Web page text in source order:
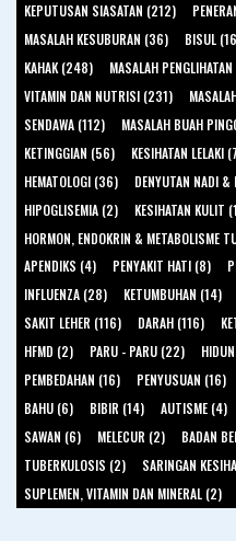
KEPUTUSAN SIASATAN (212)
MASALAH KESUBURAN (36)
BISUL
KAHAK (248)
MASALAH
VITAMIN DAN NUTRISI (231)
SENDAWA (112)
MASALAH BUAH
KETINGGIAN (56)
KESIHATAN LELAKI
HEMATOLOGI (36)
DENYUTAN NADI
HIPOGLISEMIA (2)
KESIHATAN KULIT
HORMON, ENDOKRIN & METABOLISME
APENDIKS (4)
PENYAKIT HATI (8)
INFLUENZA (28)
KETUMBUHAN (14)
SAKIT LEHER (116)
DARAH (116)
HFMD (2)
PARU - PARU (22)
PEMBEDAHAN (16)
PENYUSUAN (16)
BAHU (6)
BIBIR (14) AUTISME (4)
SAWAN (6)
MELECUR (2) BADAN
TUBERKULOSIS (2)
SARINGAN
SUPLEMEN, VITAMIN DAN MINERAL (2)